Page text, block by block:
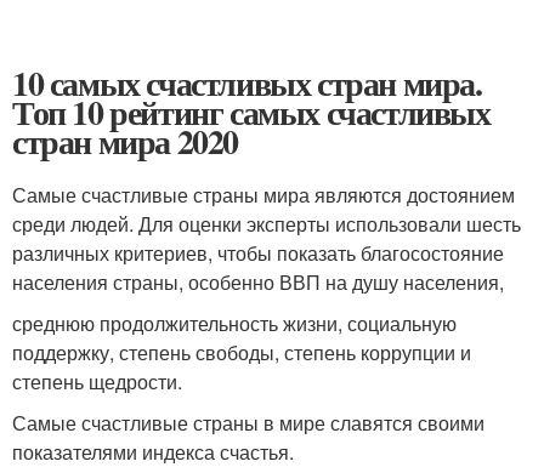
10 самых счастливых стран мира.
Топ 10 рейтинг самых счастливых
стран мира 2020
Самые счастливые страны мира являются достоянием
среди людей. Для оценки эксперты использовали шесть
различных критериев, чтобы показать благосостояние
населения страны, особенно ВВП на душу населения,
среднюю продолжительность жизни, социальную
поддержку, степень свободы, степень коррупции и
степень щедрости.
Самые счастливые страны в мире славятся своими
показателями индекса счастья.